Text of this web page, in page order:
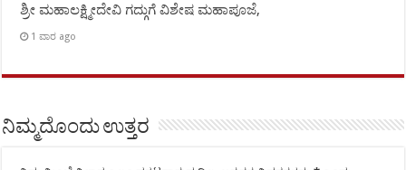
ಶ್ರೀ ಮಹಾಲಕ್ಷ್ಮೀದೇವಿ ಗದ್ಗುಗೆ ವಿಶೇಷ ಮಹಾಪೂಜೆ,
1 ವಾರ ago
ನಿಮ್ಮದೊಂದು ಉತ್ತರ